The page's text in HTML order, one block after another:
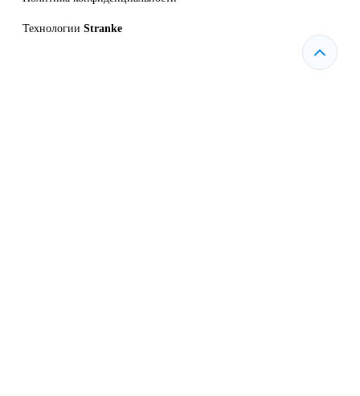
Технологии Stranke